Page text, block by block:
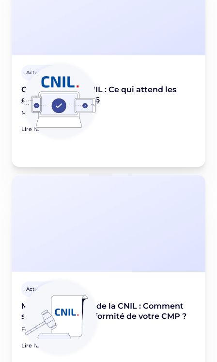
Actus Privacy
Consentement CNIL : Ce qui attend les
entreprises en 2026
March 4, 2026
Lire l'article
Actus Privacy
Mises en demeure de la CNIL : Comment
s’assurer de la conformité de votre CMP ?
February 24, 2026
Lire l'article